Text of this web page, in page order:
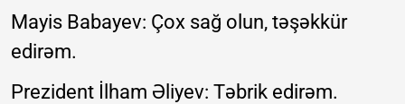
Mayis Babayev: Çox sağ olun, təşəkkür
edirəm.
Prezident İlham Əliyev: Təbrik edirəm.